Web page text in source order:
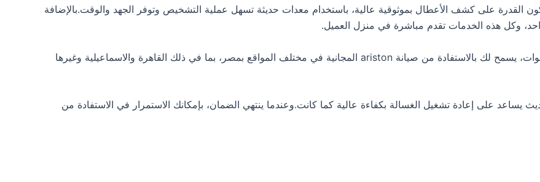
القدرة على كشف الأعطال بموثوقية عالية، باستخدام معدات حديثة تسهل عملية التشخيص وتوفر الجهد والوقت.بالإضافة
وكل هذه الخدمات تقدم مباشرة في منزل العميل.
بتوفيرك غسالة من ariston، ستستمتع بضمان يمتد لثلاث سنوات، يسمح لك بالاستفادة من صيانة ariston المجانية في مختلف المواقع بمصر، بما في ذلك القاهرة والاسماعيلية وغيرها
على إعادة تشغيل الغسالة بكفاءة عالية كما كانت.وعندما ينتهي الضمان، بإمكانك الاستمرار في الاستفادة من